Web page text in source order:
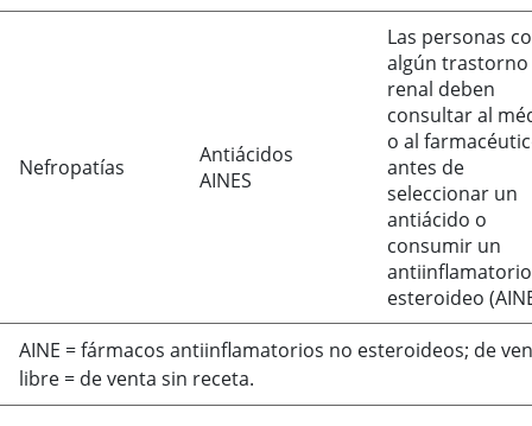
Nefropatías
Antiácidos
AINES
Las personas
algún trastorno
renal deben
consultar al
o al
antes de
seleccionar un
antiácido o
consumir un
esteroideo
AINE =fármacos antiinflamatorios no esteroideos; de
libre = de venta sin receta.